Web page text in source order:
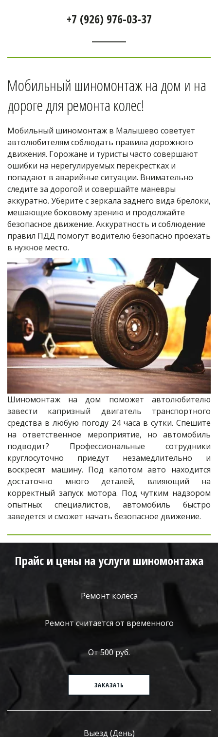
+7 (926) 976-03-37
Мобильный шиномонтаж на дом и на
дороге для ремонта колес!
Мобильный шиномонтаж в Малышево советует
автолюбителям соблюдать правила дорожного
движения. Горожане и туристы часто совершают
ошибки на нерегулируемых перекрестках и
попадают в аварийные ситуации. Внимательно
следите за дорогой и совершайте маневры
аккуратно. Уберите с зеркала заднего вида брелоки,
мешающие боковому зрению и продолжайте
безопасное движение. Аккуратность и соблюдение
правил ПДД помогут водителю безопасно проехать
в нужное место.
Шиномонтаж на дом поможет автолюбителю
завести капризный двигатель транспортного
средства в любую погоду 24 часа в сутки. Спешите
на ответственное мероприятие, но автомобиль
подводит? Профессиональные сотрудники
круглосуточно приедут незамедлительно и
воскресят машину. Под капотом авто находится
достаточно много деталей, влияющий на
корректный запуск мотора. Под чутким надзором
опытных специалистов, автомобиль быстро
заведется и сможет начать безопасное движение.
Прайс и цены на услуги шиномонтажа
Ремонт колеса
Ремонт считается от временного
От 500 руб.
ЗАКАЗАТЬ
Выезд (День)